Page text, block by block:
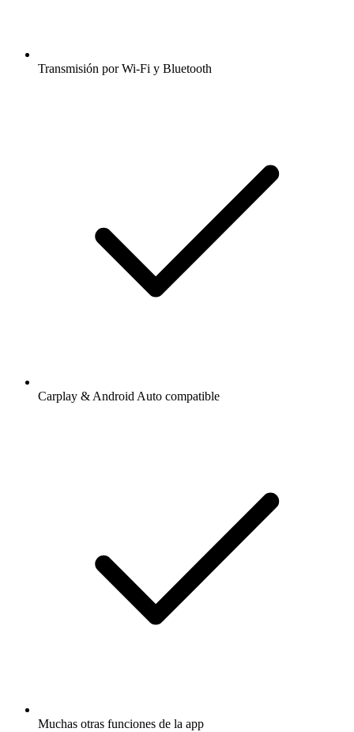
Transmisión por Wi-Fi y Bluetooth
Carplay & Android Auto compatible
Muchas otras funciones de la app